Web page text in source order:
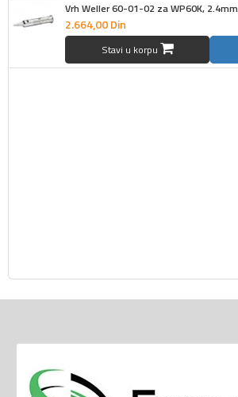
Vrh Weller 60-01-02 za WP60K, 2.4mm
2.664,00Din
Stavi u korpu